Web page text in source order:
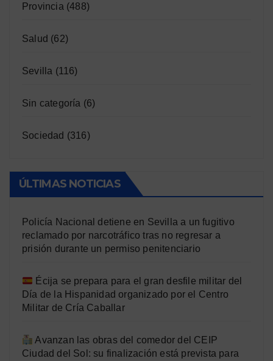
Provincia (488)
Salud (62)
Sevilla (116)
Sin categoría (6)
Sociedad (316)
ÚLTIMAS NOTICIAS
Policía Nacional detiene en Sevilla a un fugitivo
reclamado por narcotráfico tras no regresar a
prisión durante un permiso penitenciario
Écija se prepara para el gran desfile militar del
Día de la Hispanidad organizado por el Centro
Militar de Cría Caballar
Avanzan las obras del comedor del CEIP
Ciudad del Sol: su finalización está prevista para